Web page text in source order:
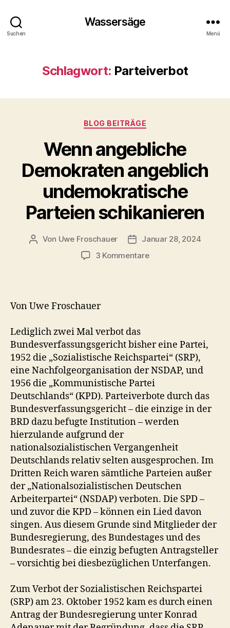
Suchen
Wassersäge
Menü
Schlagwort: Parteiverbot
Kategorien
BLOG BEITRÄGE
Wenn angebliche
Demokraten angeblich
undemokratische
Parteien schikanieren
Beitragsautor
Von Uwe Froschauer Beitragsdatum
Januar 28, 2024
3 Kommentarezu
e
b
l
i
h
e
D
m
o
k
a
t
e
n
a
n
g
l
i
c
Von Uwe Froschauer
Lediglich zwei Mal verbot das
Bundesverfassungsgericht bisher eine Partei,
1952 die „Sozialistische Reichspartei“ (SRP),
eine Nachfolgeorganisation der NSDAP, und
1956 die „Kommunistische Partei
Deutschlands“ (KPD). Parteiverbote durch das
Bundesverfassungsgericht – die einzige in der
BRD dazu befugte Institution – werden
hierzulande aufgrund der
nationalsozialistischen Vergangenheit
Deutschlands relativ selten ausgesprochen. Im
Dritten Reich waren sämtliche Parteien außer
der „Nationalsozialistischen Deutschen
Arbeiterpartei“ (NSDAP) verboten. Die SPD –
und zuvor die KPD – können ein Lied davon
singen. Aus diesem Grunde sind Mitglieder der
Bundesregierung, des Bundestages und des
Bundesrates – die einzig befugten Antragsteller
– vorsichtig bei diesbezüglichen Unterfangen.
Zum Verbot der Sozialistischen Reichspartei
(SRP) am 23. Oktober 1952 kam es durch einen
Antrag der Bundesregierung unter Konrad